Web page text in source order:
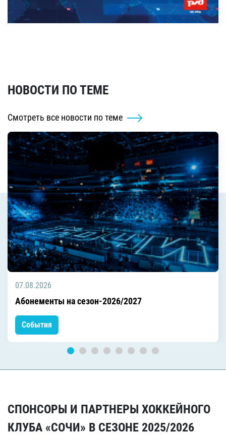
НОВОСТИ ПО ТЕМЕ
Смотреть все новости по теме
07.08.2026
Абонементы на сезон-2026/2027
События
СПОНСОРЫ И ПАРТНЕРЫ ХОККЕЙНОГО
КЛУБА «СОЧИ» В СЕЗОНЕ 2025/2026